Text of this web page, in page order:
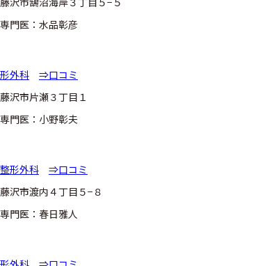
門医：水品彰彦
外科
⇒口コミ
沢市片瀬３丁目１
門医：小野彰夫
形外科
⇒口コミ
沢市渡内４丁目５−８
門医：春日雅人